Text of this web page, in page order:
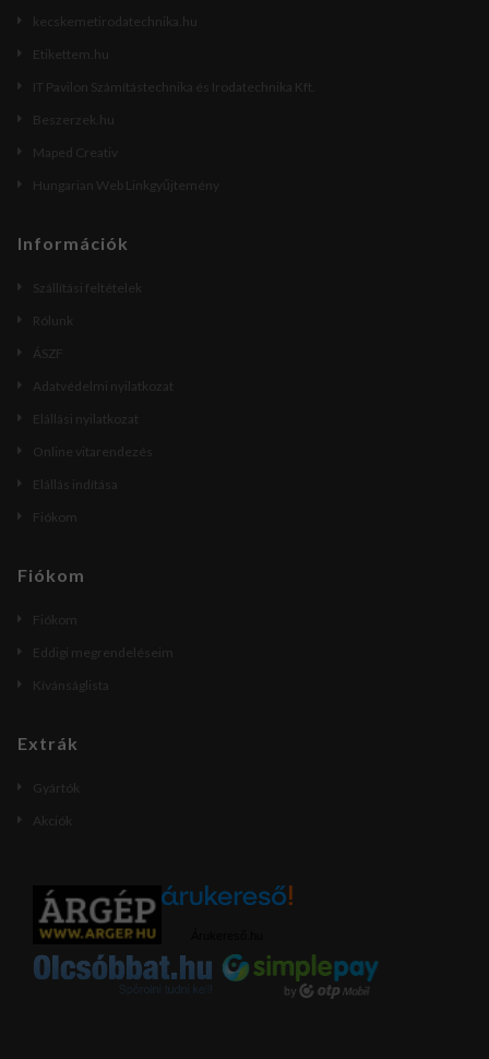
kecskemetirodatechnika.hu
Etikettem.hu
IT Pavilon Számítástechnika és Irodatechnika Kft.
Beszerzek.hu
Maped Creativ
Hungarian Web Linkgyűjtemény
Információk
Szállítási feltételek
Rólunk
ÁSZF
Adatvédelmi nyilatkozat
Elállási nyilatkozat
Online vitarendezés
Elállás indítása
Fiókom
Fiókom
Fiókom
Eddigi megrendeléseim
Kívánságlista
Extrák
Gyártók
Akciók